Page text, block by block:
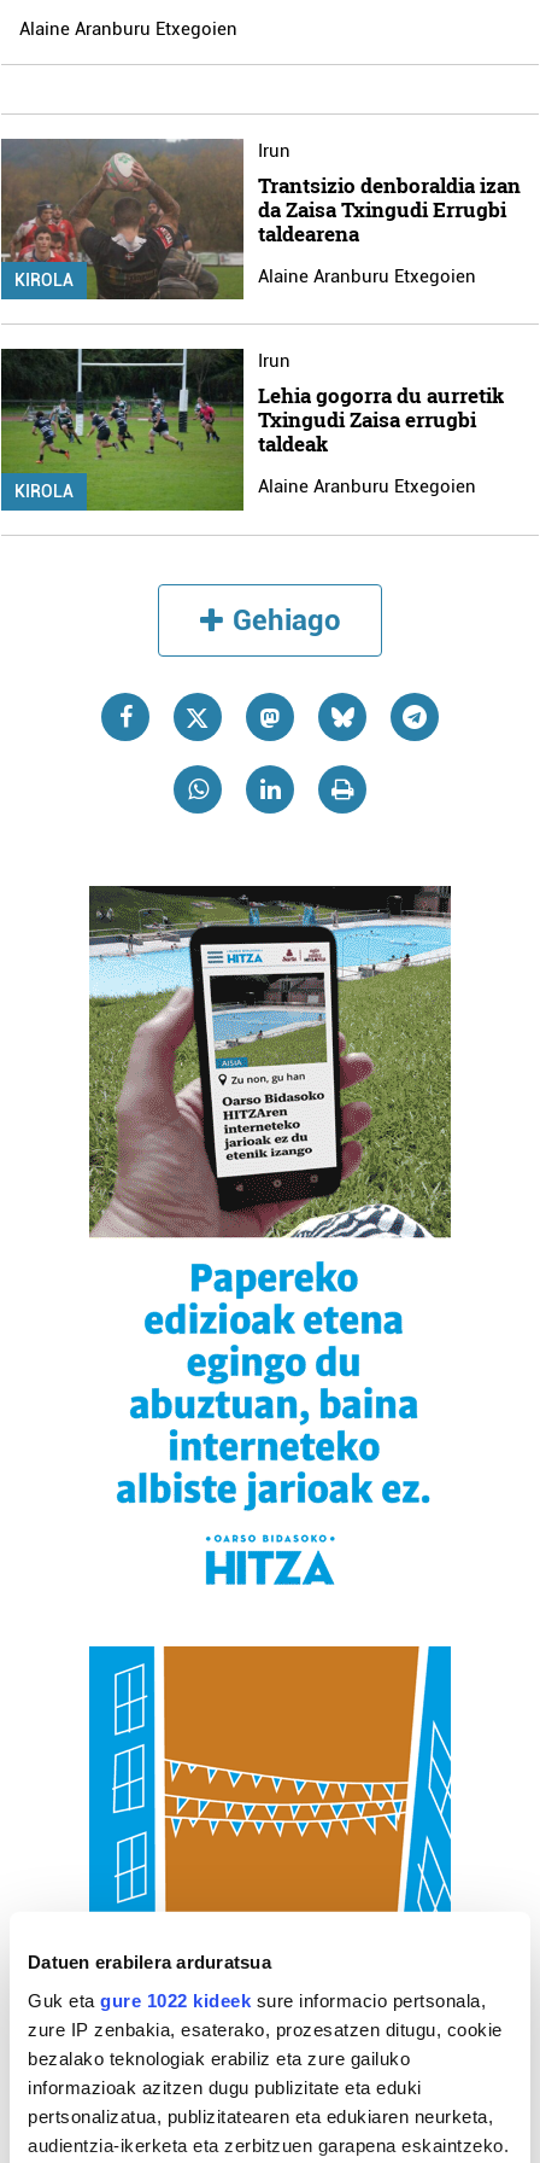
Datuen erabilera arduratsua
Guk eta gure 1022 kideek sure informacio pertsonala,
zure IP zenbakia, esaterako, prozesatzen ditugu, cookie
bezalako teknologiak erabiliz eta zure gailuko
informazioak azitzen dugu publizitate eta eduki
pertsonalizatua, publizitatearen eta edukiaren neurketa,
audientzia-ikerketa eta zerbitzuen garapena eskaintzeko.
Alaine Aranburu Etxegoien
KIROLA
Irun
Trantsizio denboraldia izan
da Zaisa Txingudi Errugbi
taldearena
Alaine Aranburu Etxegoien
KIROLA
Irun
Lehia gogorra du aurretik
Txingudi Zaisa errugbi
taldeak
Alaine Aranburu Etxegoien
Gehiago